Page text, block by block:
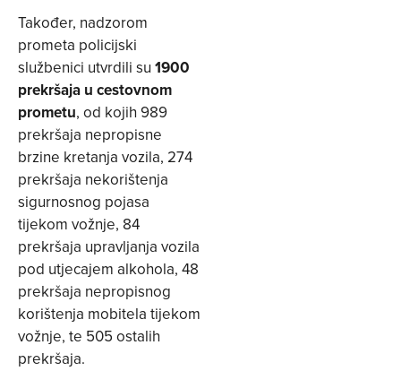
Također, nadzorom
prometa policijski
službenici utvrdili su 1900
prekršaja u cestovnom
prometu, od kojih 989
prekršaja nepropisne
brzine kretanja vozila, 274
prekršaja nekorištenja
sigurnosnog pojasa
tijekom vožnje, 84
prekršaja upravljanja vozila
pod utjecajem alkohola, 48
prekršaja nepropisnog
korištenja mobitela tijekom
vožnje, te 505 ostalih
prekršaja.